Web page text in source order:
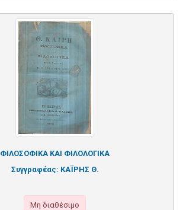
ΦΙΛΟΣΟΦΙΚΑ ΚΑΙ ΦΙΛΟΛΟΓΙΚΑ
Συγγραφέας: ΚΑΪΡΗΣ Θ.
Μη διαθέσιμο